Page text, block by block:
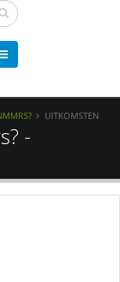
UITKOMSTEN
-